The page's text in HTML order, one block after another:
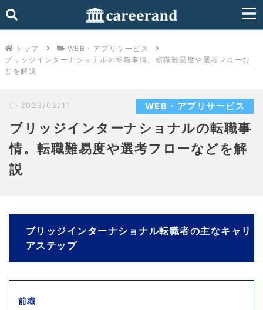
トップ
WEB・アプリサービス
ブリッジインターナショナルの転職事情。転職難易度や選考フローな
どを解説
2023/05/11 WEB・アプリサービス
ブリッジインターナショナルの転職事
情。転職難易度や選考フローなどを解
説
ブリッジインターナショナル転職者の主なキャリ
アステップ
前職